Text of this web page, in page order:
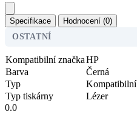
Specifikace
Hodnocení (0)
OSTATNÍ
Kompatibilní značkaHP
Barva
Černá
Typ
Kompatibilní
Typ tiskárny
Lézer
0.0